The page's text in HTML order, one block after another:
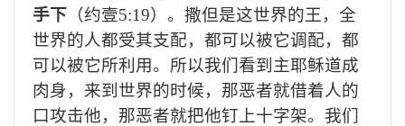
手下 （约壹5:19） 。撒但是这世界的王，全
世界的人都受其支配，都可以被它调配，都
可以被它所利用。所以我们看到主耶稣道成
肉身，来到世界的时候，那恶者就借着人的
口攻击他，那恶者就把他钉上十字架。我们